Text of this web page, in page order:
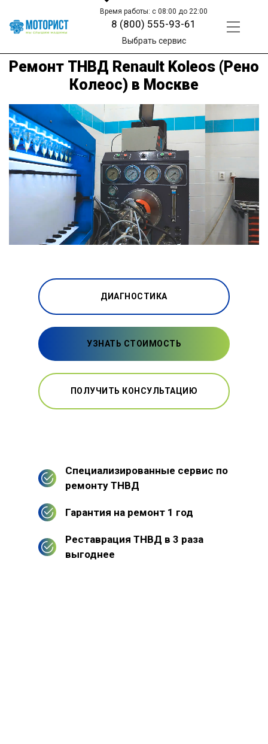
Время работы: с 08:00 до 22:00
8 (800) 555-93-61
Выбрать сервис
Ремонт ТНВД Renault Koleos (Рено
Колеос) в Москве
ДИАГНОСТИКА
УЗНАТЬ СТОИМОСТЬ
ПОЛУЧИТЬ КОНСУЛЬТАЦИЮ
Специализированные сервис по
ремонту ТНВД
Гарантия на ремонт 1 год
Реставрация ТНВД в 3 раза
выгоднее